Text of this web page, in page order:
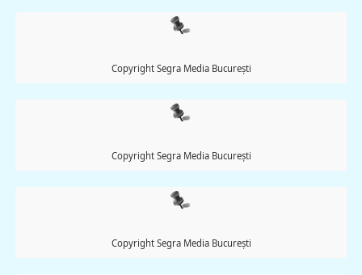
Copyright Segra Media București
Copyright Segra Media București
Copyright Segra Media București